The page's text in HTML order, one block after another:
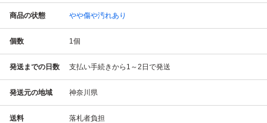
商品の状態 やや傷や汚れあり
個数 1個
発送までの日数 支払い手続きから1～2日で発送
発送元の地域 神奈川県
送料
落札者負担